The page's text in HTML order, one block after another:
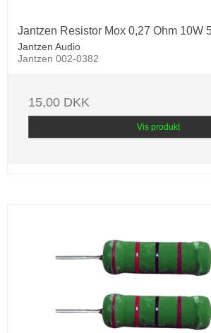
Jantzen Resistor Mox 0,27 Ohm 10W
Jantzen Audio
Jantzen 002-0382
15,00 DKK
Vis produkt